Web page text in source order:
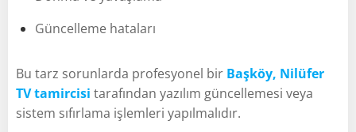
Güncelleme hataları
Bu tarz sorunlarda profesyonel bir Başköy, Nilüfer
TV tamircisi tarafından yazılım güncellemesi veya
sistem sıfırlama işlemleri yapılmalıdır.